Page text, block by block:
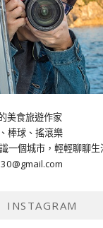
美食旅遊作家
棒球、搖滾樂
一個城市，輕輕聊聊生
INSTAGRAM